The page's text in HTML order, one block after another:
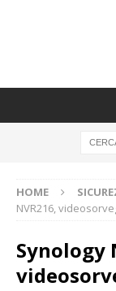
HOME
NVR216,
Synology